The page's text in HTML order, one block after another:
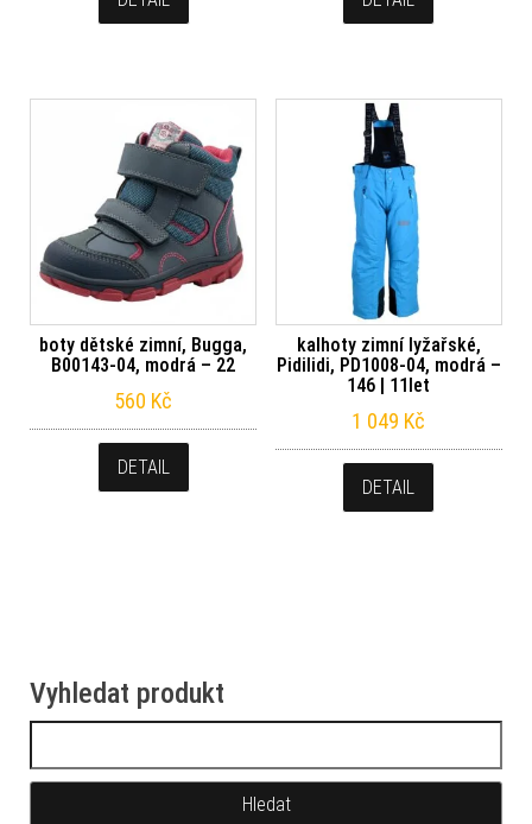
boty dětské zimní, Bugga,
B00143-04, modrá – 22
560 Kč
DETAIL
kalhoty zimní lyžařské,
Pidilidi, PD1008-04, modrá –
146 | 11let
1 049 Kč
DETAIL
Vyhledat produkt